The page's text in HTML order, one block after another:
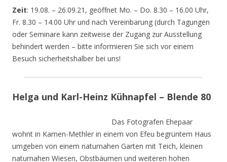
Zeit: 19.08. – 26.09.21, geöffnet Mo. – Do. 8.30 – 16.00 Uhr,
Fr. 8.30 – 14.00 Uhr und nach Vereinbarung (durch Tagungen
oder Seminare kann zeitweise der Zugang zur Ausstellung
behindert werden – bitte informieren Sie sich vor einem
Besuch sicherheitshalber bei uns!
Helga und Karl-Heinz Kühnapfel – Blende 80
Das Fotografen Ehepaar
wohnt in Kamen-Methler in einem von Efeu begrüntem Haus
umgeben von einem naturnahen Garten mit Teich, kleinen
naturnahen Wiesen, Obstbäumen und weiteren hohen